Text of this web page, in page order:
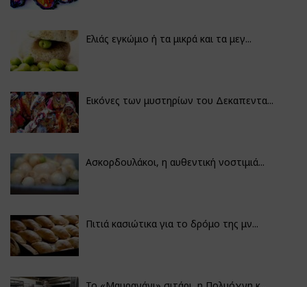
Ελιάς εγκώμιο ή τα μικρά και τα μεγ...
Εικόνες των μυστηρίων του Δεκαπεντα...
Ασκορδουλάκοι, η αυθεντική νοστιμιά...
Πιτιά κασιώτικα για το δρόμο της μν...